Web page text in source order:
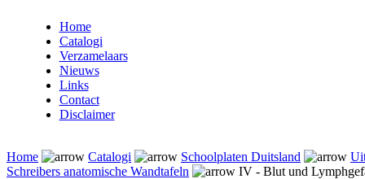
Home
Catalogi
Verzamelaars
Nieuws
Links
Contact
Disclaimer
Home Catalogi Schoolplaten Duitsland
Schreibers anatomische Wandtafeln
IV - Blut und